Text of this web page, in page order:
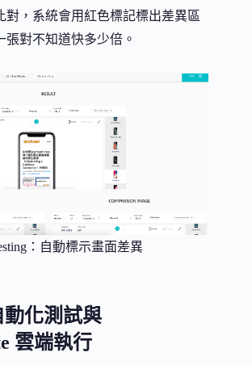
對，系統會用紅色標記標出差異區
對不知道快多少倍。
：自動標示畫面差異
動化測試與
雲端執行